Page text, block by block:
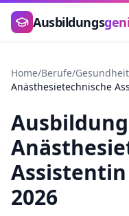
Zum Hauptinhalt
Ausbildungs
Home/Berufe/
Anästhesietechnische
Ausbildung
Assistentin
2026